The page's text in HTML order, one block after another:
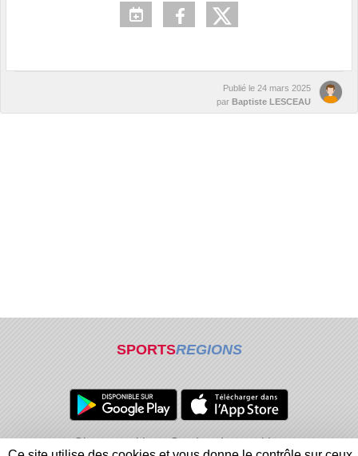
Publié le 24 mars 2025
par Baptiste LESCEAU
SPORTSREGIONS
Charte cookies
Gestion des cookies